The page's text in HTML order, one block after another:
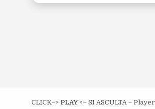
CLICK–> PLAY<– SI ASCULTA – Player